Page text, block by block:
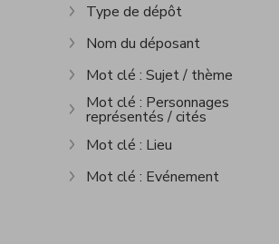
Afficher plus
Type de dépôt
Afficher plus
Nom du déposant
Afficher plus
Mot clé : Sujet / thème
Afficher plus
Mot clé : Personnages
représentés / cités
Afficher plus
Mot clé : Lieu
Afficher plus
Mot clé : Evénement